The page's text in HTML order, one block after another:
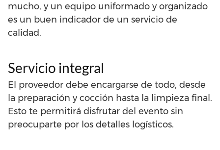
mucho, y un equipo uniformado y organizado
es un buen indicador de un servicio de
calidad.
Servicio integral
El proveedor debe encargarse de todo, desde
la preparación y cocción hasta la limpieza final.
Esto te permitirá disfrutar del evento sin
preocuparte por los detalles logísticos.